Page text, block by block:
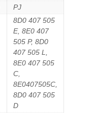
PJ
8D0 407 505
E, 8E0 407
505 P, 8D0
407 505 L,
8E0 407 505
C,
8E0407505C,
8D0 407 505
D